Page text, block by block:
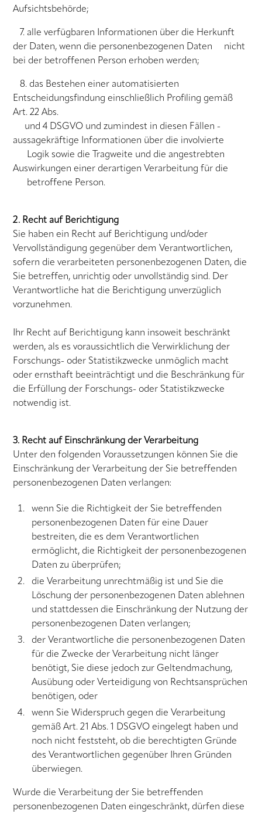
Aufsichtsbehörde;
7. alle verfügbaren Informationen über die Herkunft
der Daten, wenn die personenbezogenen Daten nicht
bei der betroffenen Person erhoben werden;
8. das Bestehen einer automatisierten
Entscheidungsfindung einschließlich Profiling gemäß
Art. 22 Abs.
und 4 DSGVO und zumindest in diesen Fällen -
aussagekräftige Informationen über die involvierte
Logik sowie die Tragweite und die angestrebten
Auswirkungen einer derartigen Verarbeitung für die
betroffene Person.
2. Recht auf Berichtigung
Sie haben ein Recht auf Berichtigung und/oder
Vervollständigung gegenüber dem Verantwortlichen,
sofern die verarbeiteten personenbezogenen Daten, die
Sie betreffen, unrichtig oder unvollständig sind. Der
Verantwortliche hat die Berichtigung unverzüglich
vorzunehmen.
Ihr Recht auf Berichtigung kann insoweit beschränkt
werden, als es voraussichtlich die Verwirklichung der
Forschungs- oder Statistikzwecke unmöglich macht
oder ernsthaft beeinträchtigt und die Beschränkung für
die Erfüllung der Forschungs- oder Statistikzwecke
notwendig ist.
3. Recht auf Einschränkung der Verarbeitung
Unter den folgenden Voraussetzungen können Sie die
Einschränkung der Verarbeitung der Sie betreffenden
personenbezogenen Daten verlangen:
wenn Sie die Richtigkeit der Sie betreffenden
personenbezogenen Daten für eine Dauer
bestreiten, die es dem Verantwortlichen
ermöglicht, die Richtigkeit der personenbezogenen
Daten zu überprüfen;
die Verarbeitung unrechtmäßig ist und Sie die
Löschung der personenbezogenen Daten ablehnen
und stattdessen die Einschränkung der Nutzung der
personenbezogenen Daten verlangen;
der Verantwortliche die personenbezogenen Daten
für die Zwecke der Verarbeitung nicht länger
benötigt, Sie diese jedoch zur Geltendmachung,
Ausübung oder Verteidigung von Rechtsansprüchen
benötigen, oder
wenn Sie Widerspruch gegen die Verarbeitung
gemäß Art. 21 Abs. 1 DSGVO eingelegt haben und
noch nicht feststeht, ob die berechtigten Gründe
des Verantwortlichen gegenüber Ihren Gründen
überwiegen.
Wurde die Verarbeitung der Sie betreffenden
personenbezogenen Daten eingeschränkt, dürfen diese